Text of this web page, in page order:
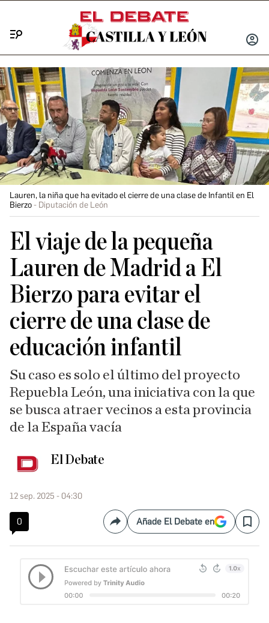
INICIAR
Lauren, la niña que ha evitado el cierre de una clase de Infantil en El
Bierzo
Diputación de León
El viaje de la pequeña
Lauren de Madrid a El
Bierzo para evitar el
cierre de una clase de
educación infantil
Su caso es solo el último del proyecto
Repuebla León, una iniciativa con la que
se busca atraer vecinos a esta provincia
de la España vacía
El Debate
12 sep. 2025 - 04:30
0 CompartirAñade El Debate en Save